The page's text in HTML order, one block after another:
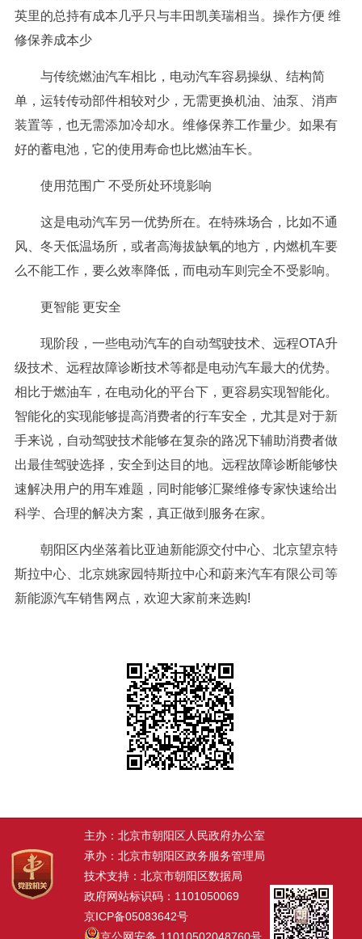
英里的总持有成本几乎只与丰田凯美瑞相当。操作方便 维
修保养成本少
与传统燃油汽车相比，电动汽车容易操纵、结构简
单，运转传动部件相较对少，无需更换机油、油泵、消声
装置等，也无需添加冷却水。维修保养工作量少。如果有
好的蓄电池，它的使用寿命也比燃油车长。
使用范围广 不受所处环境影响
这是电动汽车另一优势所在。在特殊场合，比如不通
风、冬天低温场所，或者高海拔缺氧的地方，内燃机车要
么不能工作，要么效率降低，而电动车则完全不受影响。
更智能 更安全
现阶段，一些电动汽车的自动驾驶技术、远程OTA升
级技术、远程故障诊断技术等都是电动汽车最大的优势。
相比于燃油车，在电动化的平台下，更容易实现智能化。
智能化的实现能够提高消费者的行车安全，尤其是对于新
手来说，自动驾驶技术能够在复杂的路况下辅助消费者做
出最佳驾驶选择，安全到达目的地。远程故障诊断能够快
速解决用户的用车难题，同时能够汇聚维修专家快速给出
科学、合理的解决方案，真正做到服务在家。
朝阳区内坐落着比亚迪新能源交付中心、北京望京特
斯拉中心、北京姚家园特斯拉中心和蔚来汽车有限公司等
新能源汽车销售网点，欢迎大家前来选购!
主办：北京市朝阳区人民政府办公室
承办：北京市朝阳区政务服务管理局
技术支持：北京市朝阳区数据局
政府网站标识码：1101050069
京ICP备05083642号